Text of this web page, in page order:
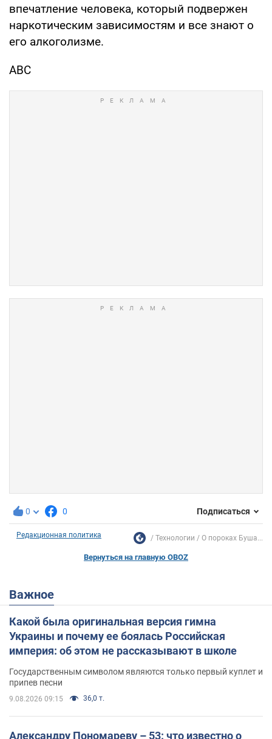
впечатление человека, который подвержен
наркотическим зависимостям и все знают о
его алкоголизме.
ABC
0 0 Подписаться
Редакционная политика Технологии О пороках Буша...
Вернуться на главную OBOZ
Важное
Какой была оригинальная версия гимна
Украины и почему ее боялась Российская
империя: об этом не рассказывают в школе
Государственным символом являются только первый куплет и
припев песни
9.08.2026 09:15 36,0 т.
Александру Пономареву – 53: что известно о